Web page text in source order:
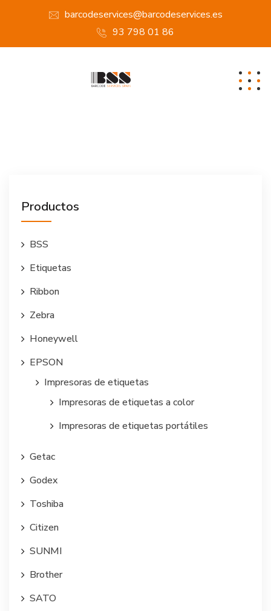
barcodeservices@barcodeservices.es
93 798 01 86
Productos
BSS
Etiquetas
Ribbon
Zebra
Honeywell
EPSON
Impresoras de etiquetas
Impresoras de etiquetas a color
Impresoras de etiquetas portátiles
Getac
Godex
Toshiba
Citizen
SUNMI
Brother
SATO